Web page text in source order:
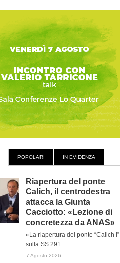
POPOLARI IN EVIDENZA
Riapertura del ponte
Calich, il centrodestra
attacca la Giunta
Cacciotto: «Lezione di
concretezza da ANAS»
«La riapertura del ponte “Calich I”
sulla SS 291...
7 Agosto 2026